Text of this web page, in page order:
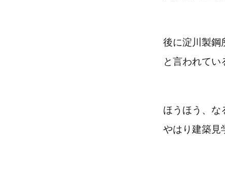
後に淀川製鋼
と言われてい
ほうほう、な
やはり建築見